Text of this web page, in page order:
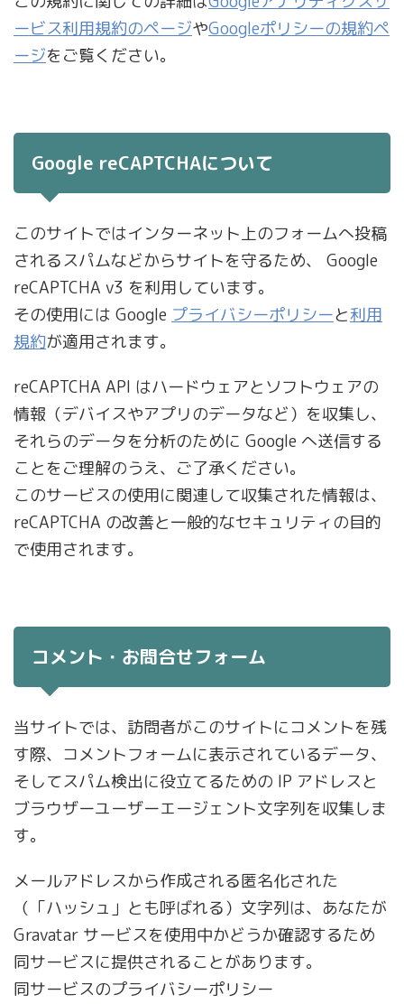
ービス利用規約のページやGoogleポリシーの規約ペ
ージをご覧ください。
Google reCAPTCHAについて
このサイトではインターネット上のフォームへ投稿
されるスパムなどからサイトを守るため、 Google
reCAPTCHA v3 を利用しています。
その使用には Google プライバシーポリシーと利用
規約が適用されます。
reCAPTCHA API はハードウェアとソフトウェアの
情報（デバイスやアプリのデータなど）を収集し、
それらのデータを分析のために Google へ送信する
ことをご理解のうえ、ご了承ください。
このサービスの使用に関連して収集された情報は、
reCAPTCHA の改善と一般的なセキュリティの目的
で使用されます。
コメント・お問合せフォーム
当サイトでは、訪問者がこのサイトにコメントを残
す際、コメントフォームに表示されているデータ、
そしてスパム検出に役立てるための IP アドレスと
ブラウザーユーザーエージェント文字列を収集しま
す。
メールアドレスから作成される匿名化された
（「ハッシュ」とも呼ばれる）文字列は、あなたが
Gravatar サービスを使用中かどうか確認するため
同サービスに提供されることがあります。
同サービスのプライバシーポリシー